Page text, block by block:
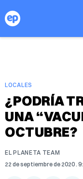
LOCALES
¿PODRÍA
UNA
OCTUBRE?
EL PLANETA TEAM
22 de septiembre de 2020 .